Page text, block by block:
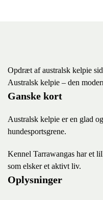
Opdræt af australsk kelpie
Australsk kelpie – den
Ganske kort
Australsk kelpie er en glad
hundesportsgrene.
Kennel Tarrawangas har et
som elsker et aktivt liv.
Oplysninger